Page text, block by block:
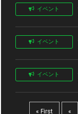
イベント
イベント
イベント
« First «